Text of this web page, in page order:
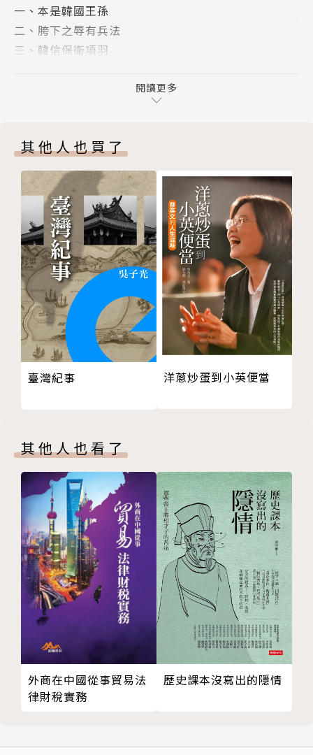
所有改變歷史命運的高度，都是無數零碎抉擇的堆
疊。
但歷史的真相，往往被深埋在殘缺不全的史料下，等待
門宴、十面埋伏、烏江自刎，項羽、韓信及楚漢之爭一
直是耳熟能詳的故事。司馬遷的《史記》為千百年來的
後人，塑造了項羽及韓信的形象，但許多情節僅寥寥數
語，不足以再現真實場景。陳勝、吳廣為何選擇以項羽
的祖父項燕及秦始皇的長子扶蘇為號召？侯生如何說服
項羽接受劉邦的議和？韓信是如何借助古漢水之水勢由
漢中反攻關中？項羽又如何自城陽穿越魯中山地奇襲彭
城？隨何策反英布、陳平收買項伯、酈食其勸降齊國種
種外交謀略是如何完成？項羽如何失去人心，為秦人及
楚人背棄？又是誰在烏江河畔目睹了項羽最後的身
影？
李開元從不同的角度，謹慎地由田野調查與歷史文獻入
為老膠卷復原上色的繪師，讓這些已如傳說般的蒼白史
實，再次展現立體且真實的面貌，更像一個親自探訪歷
史現場的偵探，帶我們穿過層層迷霧，看清歷史的真
相，重新認識時代的轉捩點。
作者簡介
李開元
四川成都人，曾經是科學少年。北大歷史系畢業，成為
史學青年。獲東京大學文學博士，以人文學者自任。北
大畢業，留校協助恩師任教。東大畢業，接任西山鳥定
生先生之教席，供職於日本就實大學，任人文科學部教
授。
一、本是韓國王孫
二、胯下之辱有兵法
三、韓信保衛項羽
八、田榮反楚
九、漢中的地形交通
十、章邯看走了眼
十一、明出子午，暗渡陳倉
第二章 彭城大戰
一、韓王鄭昌
二、張耳來歸
三、吃軟飯的陳平
四、秦漢的鄉里社祭
五、古代的情報頭子
六、義帝之死
七、聯軍攻佔彭城
八、項羽的反撲
第三章 南北兩翼戰場
一、劉邦堅強
二、冷面殺手英布
三、外交家隨何
四、騎將灌嬰
五、魏豹反漢被擒
六、韓信開闢北方戰場
七、背水之戰
八、井陘訪古尋戰場
第四章 滎陽對峙
一、滎陽對峙的概觀
二、陳平受讒
三、張良反對分封六國後人
四、離間楚國的真相
閱讀更多
其他人也買了
臺灣紀事 洋蔥炒蛋到小英便當
其他人也看了
外商在中國從事貿易法
律財稅實務
歷史課本沒寫出的隱情